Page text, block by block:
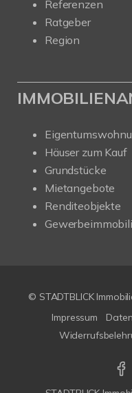
Referenzen
Ratgeber
Region
Häuser zum Kauf
Grundstücke
Mietangebote
Renditeobjekte
© STADTBLICK
Impressum